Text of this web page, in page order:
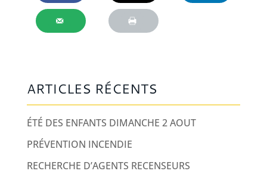
ARTICLES RÉCENTS
ÉTÉ DES ENFANTS DIMANCHE 2 AOUT
PRÉVENTION INCENDIE
RECHERCHE D’AGENTS RECENSEURS